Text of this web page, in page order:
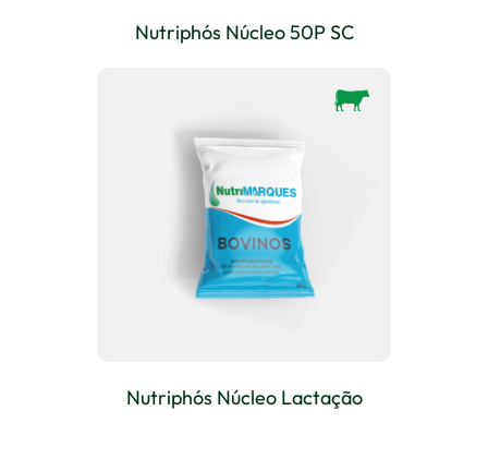
Nutriphós Núcleo 50P SC
Nutriphós Núcleo Lactação